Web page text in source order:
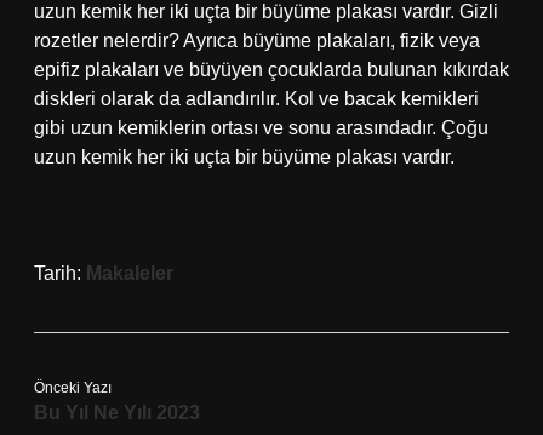
uzun kemik her iki uçta bir büyüme plakası vardır. Gizli
rozetler nelerdir? Ayrıca büyüme plakaları, fizik veya
epifiz plakaları ve büyüyen çocuklarda bulunan kıkırdak
diskleri olarak da adlandırılır. Kol ve bacak kemikleri
gibi uzun kemiklerin ortası ve sonu arasındadır. Çoğu
uzun kemik her iki uçta bir büyüme plakası vardır.
Tarih: Makaleler
Önceki Yazı
Bu Yıl Ne Yılı 2023